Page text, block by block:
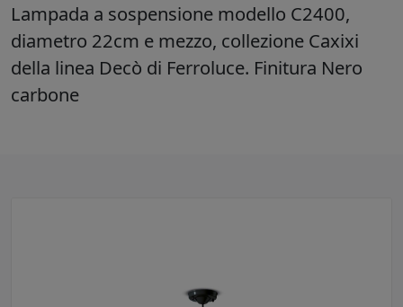
Lampada a sospensione modello C2400,
diametro 22cm e mezzo, collezione Caxixi
della linea Decò di Ferroluce. Finitura Nero
carbone